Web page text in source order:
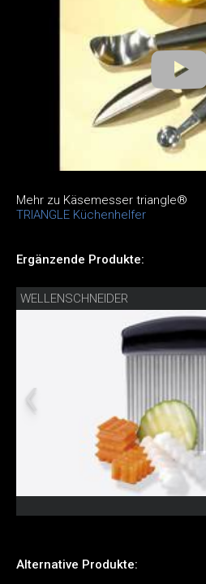
Mehr zu Käsemesser triangle®
TRIANGLE Küchenhelfer
Ergänzende Produkte:
WELLENSCHNEIDER
Alternative Produkte: